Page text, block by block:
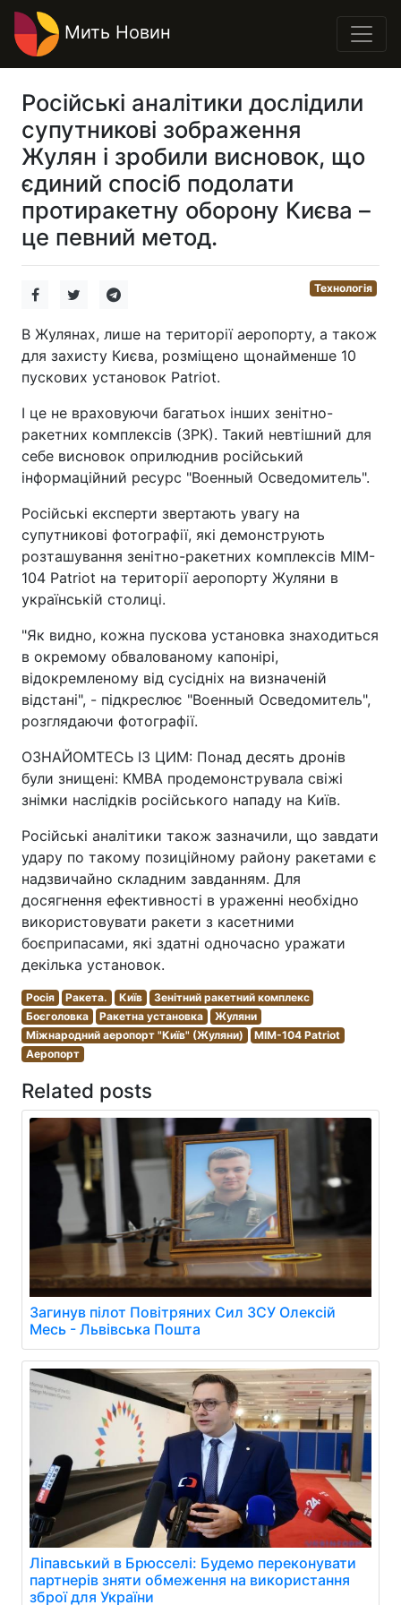
Мить Новин
Російські аналітики дослідили
супутникові зображення
Жулян і зробили висновок, що
єдиний спосіб подолати
протиракетну оборону Києва –
це певний метод.
Технологія
В Жулянах, лише на території аеропорту, а також
для захисту Києва, розміщено щонайменше 10
пускових установок Patriot.
І це не враховуючи багатьох інших зенітно-
ракетних комплексів (ЗРК). Такий невтішний для
себе висновок оприлюднив російський
інформаційний ресурс "Военный Осведомитель".
Російські експерти звертають увагу на
супутникові фотографії, які демонструють
розташування зенітно-ракетних комплексів MIM-
104 Patriot на території аеропорту Жуляни в
українській столиці.
"Як видно, кожна пускова установка знаходиться
в окремому обвалованому капонірі,
відокремленому від сусідніх на визначеній
відстані", - підкреслює "Военный Осведомитель",
розглядаючи фотографії.
ОЗНАЙОМТЕСЬ ІЗ ЦИМ: Понад десять дронів
були знищені: КМВА продемонструвала свіжі
знімки наслідків російського нападу на Київ.
Російські аналітики також зазначили, що завдати
удару по такому позиційному району ракетами є
надзвичайно складним завданням. Для
досягнення ефективності в ураженні необхідно
використовувати ракети з касетними
боєприпасами, які здатні одночасно уражати
декілька установок.
Росія Ракета. Київ
Зенітний ракетний комплекс
Боєголовка
Ракетна установка
Жуляни
Міжнародний аеропорт "Київ" (Жуляни)
MIM-104 Patriot
Аеропорт
Related posts
Загинув пілот Повітряних Сил ЗСУ Олексій
Месь - Львівська Пошта
Ліпавський в Брюсселі: Будемо переконувати
партнерів зняти обмеження на використання
зброї для України